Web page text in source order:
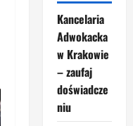
Kancelaria
Adwokacka
w Krakowie
– zaufaj
doświadcze
niu